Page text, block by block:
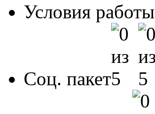
Условия работы
Соц. пакет